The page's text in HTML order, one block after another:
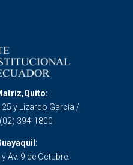
y Lizardo García /
(02) 394-1800
Av. 9 de Octubre.